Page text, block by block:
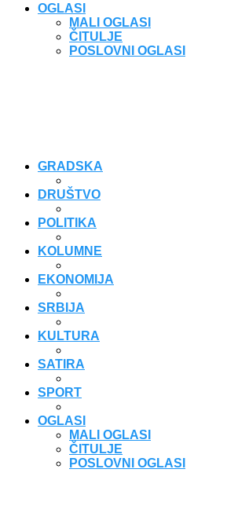
OGLASI
MALI OGLASI
ČITULJE
POSLOVNI OGLASI
GRADSKA
DRUŠTVO
POLITIKA
KOLUMNE
EKONOMIJA
SRBIJA
KULTURA
SATIRA
SPORT
OGLASI
MALI OGLASI
ČITULJE
POSLOVNI OGLASI